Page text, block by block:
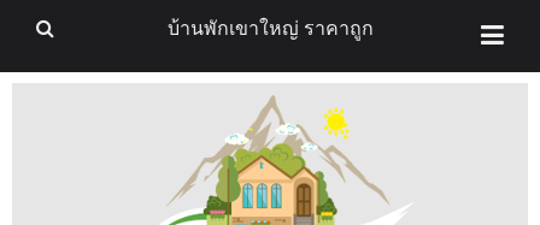
บ้านพักเขาใหญ่ ราคาถูก